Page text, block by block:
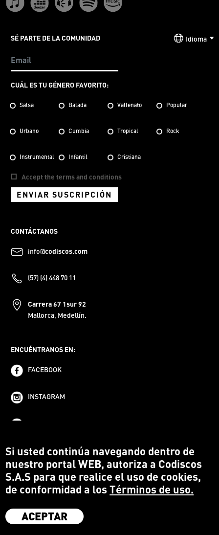
SÉ PARTE DE LA COMUNIDAD
CUÁL ES TU GÉNERO FAVORITO:
Salsa Balada Vallenato Popular
Urbano Cumbia Tropical Rock
Instrumental Infantil Cristiana
Accept the terms and conditions
ENVIAR SUSCRIPCIÓN
CONTÁCTANOS
info@codiscos.com
(57) (4) 448 70 11
Carrera 67 1sur 92
Mallorca, Medellín.
ENCUÉNTRANOS EN:
FACEBOOK
INSTAGRAM
Idioma
Codiscos S.A.S
Si usted continúa navegando dentro de
nuestro portal WEB, autoriza a Codiscos
S.A.S para que realice el uso de cookies,
de conformidad a losTérminos de uso.
ACEPTAR